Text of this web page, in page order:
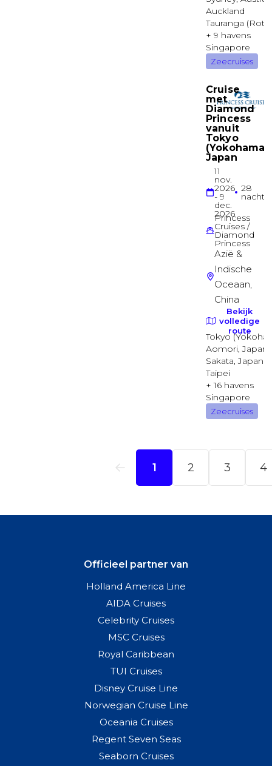
Officieel partner van
Holland America Line
AIDA Cruises
Celebrity Cruises
MSC Cruises
Royal Caribbean
TUI Cruises
Disney Cruise Line
Norwegian Cruise Line
Oceania Cruises
Regent Seven Seas
Seaborn Cruises